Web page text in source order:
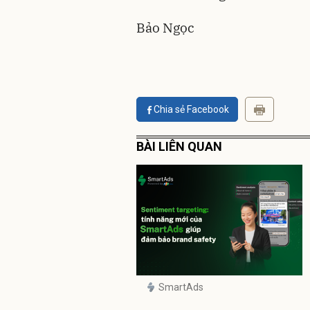
Bảo Ngọc
Chia sẻ Facebook
BÀI LIÊN QUAN
SmartAds